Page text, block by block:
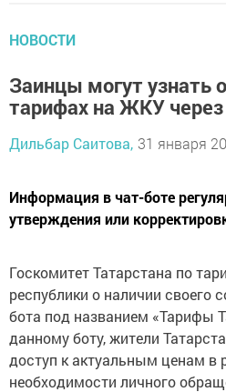
НОВОСТИ
Заинцы могут узнать
тарифах на ЖКУ
Дильбар Саитова, 31 января
Информация в чат-боте
утверждения или
Госкомитет Татарстана по
республики о наличии своего
бота под названием «Тарифы
данному боту, жители
доступ к актуальным ценам в
необходимости личного